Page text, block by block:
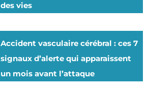
des vies
Accident vasculaire cérébral : ces 7
signaux d’alerte qui apparaissent
un mois avant l’attaque